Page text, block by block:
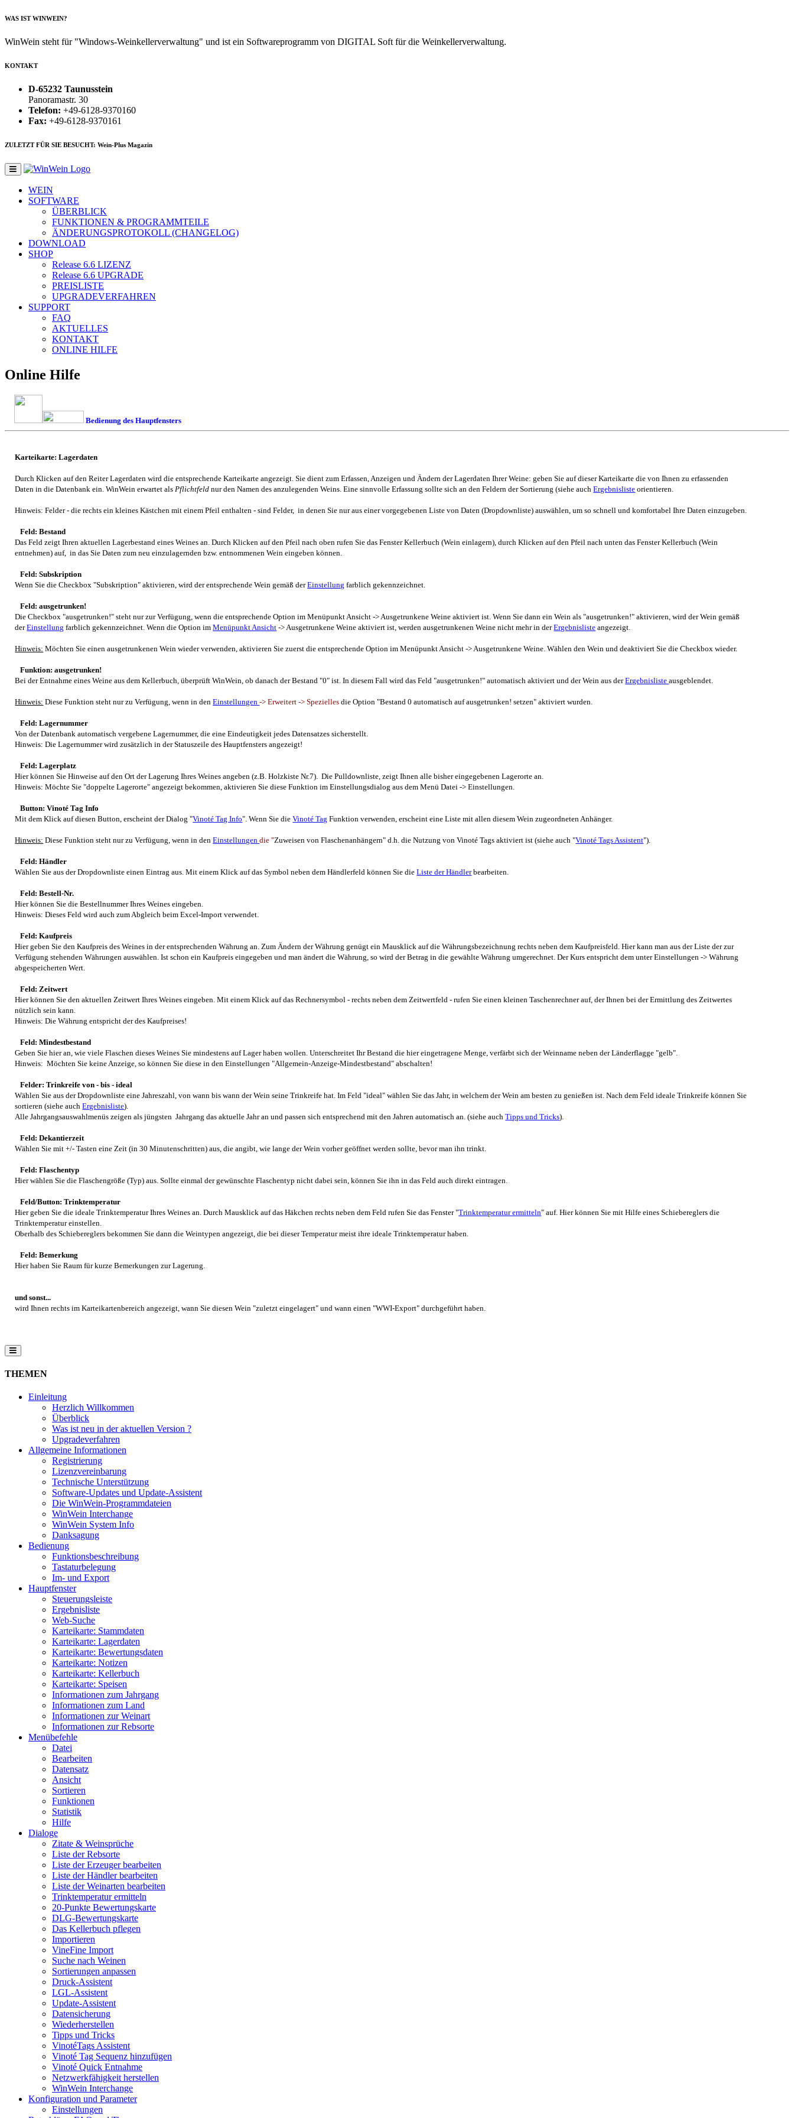
WAS IST WINWEIN?
WinWein steht für "Windows-Weinkellerverwaltung" und ist ein Softwareprogramm von DIGITAL Soft für die Weinkellerverwaltung.
KONTAKT
D-65232 Taunusstein
Panoramastr. 30
Telefon: +49-6128-9370160
Fax: +49-6128-9370161
ZULETZT FÜR SIE BESUCHT: Wein-Plus Magazin
WEIN
SOFTWARE
ÜBERBLICK
FUNKTIONEN & PROGRAMMTEILE
ÄNDERUNGSPROTOKOLL (CHANGELOG)
DOWNLOAD
SHOP
Release 6.6 LIZENZ
Release 6.6 UPGRADE
PREISLISTE
UPGRADEVERFAHREN
SUPPORT
FAQ
AKTUELLES
KONTAKT
ONLINE HILFE
Online Hilfe
Bedienung des Hauptfensters
Karteikarte: Lagerdaten
Durch Klicken auf den Reiter Lagerdaten wird die entsprechende Karteikarte angezeigt. Sie dient zum Erfassen, Anzeigen und Ändern der Lagerdaten Ihrer Weine: geben Sie auf dieser Karteikarte die von Ihnen zu erfassenden
Daten in die Datenbank ein.WinWein erwartet als Pflichtfeld nur den Namen des anzulegenden Weins. Eine sinnvolle Erfassung sollte sich an den Feldern der Sortierung (siehe auchErgebnisliste orientieren.
Hinweis: Felder - die rechts ein kleines Kästchen mit einem Pfeil enthalten - sind Felder, in denen Sie nur aus einer vorgegebenen Liste von Daten (Dropdownliste) auswählen, um so schnell und komfortabel Ihre Daten einzugeben.
Feld: Bestand
Das Feld zeigt Ihren aktuellen Lagerbestand eines Weines an. Durch Klicken auf den Pfeil nach oben rufen Sie das Fenster Kellerbuch (Wein einlagern), durch Klicken auf den Pfeil nach unten das Fenster Kellerbuch (Wein
entnehmen) auf, in das Sie Daten zum neu einzulagernden bzw. entnommenen Wein eingeben können.
Feld: Subskription
Wenn Sie die Checkbox "Subskription" aktivieren, wird der entsprechende Wein gemäß derEinstellung farblich gekennzeichnet.
Feld: ausgetrunken!
Die Checkbox "ausgetrunken!" steht nur zur Verfügung, wenn die entsprechende Option im Menüpunkt Ansicht -> Ausgetrunkene Weine aktiviert ist. Wenn Sie dann ein Wein als "ausgetrunken!" aktivieren, wird der Wein gemäß
derEinstellung farblich gekennzeichnet. Wenn die Option imMenüpunkt Ansicht -> Ausgetrunkene Weine aktiviert ist, werden ausgetrunkenen Weine nicht mehr in derErgebnisliste angezeigt.
Hinweis: Möchten Sie einen ausgetrunkenen Wein wieder verwenden, aktivieren Sie zuerst die entsprechende Option im Menüpunkt Ansicht -> Ausgetrunkene Weine. Wählen den Wein und deaktiviert Sie die Checkbox wieder.
Funktion: ausgetrunken!
Bei der Entnahme eines Weine aus dem Kellerbuch, überprüftWinWein , ob danach der Bestand "0" ist. In diesem Fall wird das Feld "ausgetrunken!" automatisch aktiviert und der Wein aus derErgebnislisteausgeblendet.
Hinweis: Diese Funktion steht nur zu Verfügung, wenn in denEinstellungen-> Erweitert -> Speziellesdie Option "Bestand 0 automatisch auf ausgetrunken! setzen" aktiviert wurden.
Feld: Lagernummer
Von der Datenbank automatisch vergebene Lagernummer, die eine Eindeutigkeit jedes Datensatzes sicherstellt.
Hinweis: Die Lagernummer wird zusätzlich in der Statuszeile des Hauptfensters angezeigt!
Feld: Lagerplatz
Hier können Sie Hinweise auf den Ort der Lagerung Ihres Weines angeben (z.B. Holzkiste Nr.7). Die Pulldownliste, zeigt Ihnen alle bisher eingegebenen Lagerorte an.
Hinweis: Möchte Sie "doppelte Lagerorte" angezeigt bekommen, aktivieren Sie diese Funktion im Einstellungsdialog aus dem Menü Datei -> Einstellungen.
Button: Vinoté Tag Info
Mit dem Klick auf diesen Button, erscheint der Dialog "Vinoté Tag Info". Wenn Sie dieVinoté Tag Funktion verwenden, erscheint eine Liste mit allen diesem Wein zugeordneten Anhänger.
Hinweis: Diese Funktion steht nur zu Verfügung, wenn in denEinstellungendie "Zuweisen von Flaschenanhängern" d.h. die Nutzung von Vinoté Tags aktiviert ist (siehe auch "Vinoté Tags Assistent").
Feld: Händler
Wählen Sie aus der Dropdownliste einen Eintrag aus. Mit einem Klick auf das Symbol neben dem Händlerfeld können Sie dieListe der Händlerbearbeiten.
Feld: Bestell-Nr.
Hier können Sie die Bestellnummer Ihres Weines eingeben.
Hinweis: Dieses Feld wird auch zum Abgleich beim Excel-Import verwendet.
Feld: Kaufpreis
Hier geben Sie den Kaufpreis des Weines in der entsprechenden Währung an. Zum Ändern der Währung genügt ein Mausklick auf die Währungsbezeichnung rechts neben dem Kaufpreisfeld. Hier kann man aus der Liste der zur
Verfügung stehenden Währungen auswählen. Ist schon ein Kaufpreis eingegeben und man ändert die Währung, so wird der Betrag in die gewählte Währung umgerechnet. Der Kurs entspricht dem unter Einstellungen -> Währung
abgespeicherten Wert.
Feld: Zeitwert
Hier können Sie den aktuellen Zeitwert Ihres Weines eingeben. Mit einem Klick auf das Rechnersymbol - rechts neben dem Zeitwertfeld - rufen Sie einen kleinen Taschenrechner auf, der Ihnen bei der Ermittlung des Zeitwertes
nützlich sein kann.
Hinweis: Die Währung entspricht der des Kaufpreises!
Feld: Mindestbestand
Geben Sie hier an, wie viele Flaschen dieses Weines Sie mindestens auf Lager haben wollen. Unterschreitet Ihr Bestand die hier eingetragene Menge, verfärbt sich der Weinname neben der Länderflagge "gelb".
Hinweis: Möchten Sie keine Anzeige, so können Sie diese in den Einstellungen "Allgemein-Anzeige-Mindestbestand" abschalten!
Felder: Trinkreife von - bis - ideal
Wählen Sie aus der Dropdownliste eine Jahreszahl, von wann bis wann der Wein seine Trinkreife hat. Im Feld "ideal" wählen Sie das Jahr, in welchem der Wein am besten zu genießen ist. Nach dem Feld ideale Trinkreife können Sie
sortieren (siehe auchErgebnisliste).
Alle Jahrgangsauswahlmenüs zeigen als jüngsten Jahrgang das aktuelle Jahr an und passen sich entsprechend mit den Jahren automatisch an. (siehe auchTipps und Tricks).
Feld: Dekantierzeit
Wählen Sie mit +/- Tasten eine Zeit (in 30 Minutenschritten) aus, die angibt, wie lange der Wein vorher geöffnet werden sollte, bevor man ihn trinkt.
Feld: Flaschentyp
Hier wählen Sie die Flaschengröße (Typ) aus. Sollte einmal der gewünschte Flaschentyp nicht dabei sein, können Sie ihn in das Feld auch direkt eintragen.
Feld/Button: Trinktemperatur
Hier geben Sie die ideale Trinktemperatur Ihres Weines an. Durch Mausklick auf das Häkchen rechts neben dem Feld rufen Sie das Fenster "Trinktemperatur ermitteln" auf. Hier können Sie mit Hilfe eines Schiebereglers die
Trinktemperatur einstellen.
Oberhalb des Schiebereglers bekommen Sie dann die Weintypen angezeigt, die bei dieser Temperatur meist ihre ideale Trinktemperatur haben.
Feld: Bemerkung
Hier haben Sie Raum für kurze Bemerkungen zur Lagerung.
und sonst...
wird Ihnen rechts im Karteikartenbereich angezeigt, wann Sie diesen Wein "zuletzt eingelagert" und wann einen "WWI-Export" durchgeführt haben.
THEMEN
Einleitung
Herzlich Willkommen
Überblick
Was ist neu in der aktuellen Version ?
Upgradeverfahren
Allgemeine Informationen
Registrierung
Lizenzvereinbarung
Technische Unterstützung
Software-Updates und Update-Assistent
Die WinWein-Programmdateien
WinWein Interchange
WinWein System Info
Danksagung
Bedienung
Funktionsbeschreibung
Tastaturbelegung
Im- und Export
Hauptfenster
Steuerungsleiste
Ergebnisliste
Web-Suche
Karteikarte: Stammdaten
Karteikarte: Lagerdaten
Karteikarte: Bewertungsdaten
Karteikarte: Notizen
Karteikarte: Kellerbuch
Karteikarte: Speisen
Informationen zum Jahrgang
Informationen zum Land
Informationen zur Weinart
Informationen zur Rebsorte
Menübefehle
Datei
Bearbeiten
Datensatz
Ansicht
Sortieren
Funktionen
Statistik
Hilfe
Dialoge
Zitate & Weinsprüche
Liste der Rebsorte
Liste der Erzeuger bearbeiten
Liste der Händler bearbeiten
Liste der Weinarten bearbeiten
Trinktemperatur ermitteln
20-Punkte Bewertungskarte
DLG-Bewertungskarte
Das Kellerbuch pflegen
Importieren
VineFine Import
Suche nach Weinen
Sortierungen anpassen
Druck-Assistent
LGL-Assistent
Update-Assistent
Datensicherung
Wiederherstellen
Tipps und Tricks
VinotéTags Assistent
Vinoté Tag Sequenz hinzufügen
Vinoté Quick Entnahme
Netzwerkfähigkeit herstellen
WinWein Interchange
Konfiguration und Parameter
Einstellungen